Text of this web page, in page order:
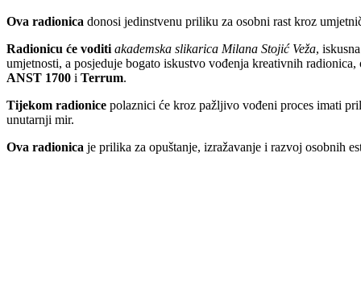
Ova radionica donosi jedinstvenu priliku za osobni rast kroz
Radionicu će voditi akademska slikarica Milana Stojić Veža,
umjetnosti, a posjeduje bogato iskustvo vođenja kreativnih
ANST 1700 i Terrum.
Tijekom radionice polaznici će kroz pažljivo vođeni proces imati
unutarnji mir.
Ova radionica je prilika za opuštanje, izražavanje i razvoj osobnih